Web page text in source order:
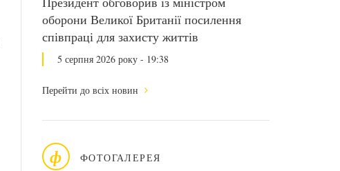
оборони Великої Британії посилення
співпраці для захисту життів
5 серпня 2026 року - 19:38
Перейти до всіх новин
ф ФОТОГАЛЕРЕЯ